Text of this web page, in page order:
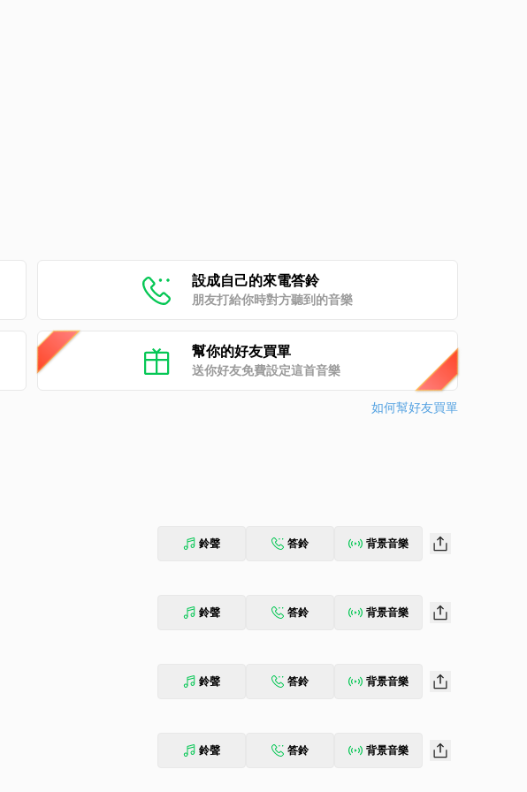
設成自己的來電答鈴
朋友打給你時對方聽到的音樂
幫你的好友買單
送你好友免費設定這首音樂
如何幫好友買單
鈴聲 答鈴 背景音樂
鈴聲 答鈴 背景音樂
鈴聲 答鈴 背景音樂
鈴聲 答鈴 背景音樂